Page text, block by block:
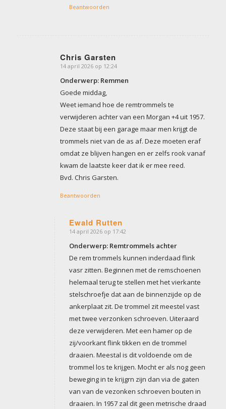
Beantwoorden
Chris Garsten
zegt:
14 april 2026 op 12:24
Onderwerp: Remmen
Goede middag,
Weet iemand hoe de remtrommels te
verwijderen achter van een Morgan +4 uit 1957.
Deze staat bij een garage maar men krijgt de
trommels niet van de as af. Deze moeten eraf
omdat ze blijven hangen en er zelfs rook vanaf
kwam de laatste keer dat ik er mee reed.
Bvd. Chris Garsten.
Beantwoorden
Ewald Rutten
zegt:
14 april 2026 op 17:42
Onderwerp: Remtrommels achter
De rem trommels kunnen inderdaad flink
vasr zitten. Beginnen met de remschoenen
helemaal terug te stellen met het vierkante
stelschroefje dat aan de binnenzijde op de
ankerplaat zit. De trommel zit meestel vast
met twee verzonken schroeven. Uiteraard
deze verwijderen. Met een hamer op de
zij/voorkant flink tikken en de trommel
draaien. Meestal is dit voldoende om de
trommel los te krijgen. Mocht er als nog geen
beweging in te krijgrn zijn dan via de gaten
van van de vezonken schroeven bouten in
draaien. In 1957 zal dit geen metrische draad